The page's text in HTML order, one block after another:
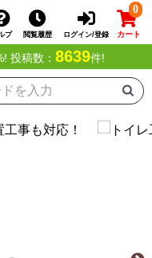
プ 閲覧履歴 ログイン/登録
0
カート
投稿数： 8639件!